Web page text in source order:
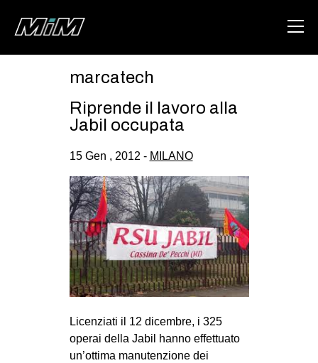
ABOUT
AREA
DEGENERAZIONE
GAZA FREESTYLE
CSOA LAMBRETTA
MSM
STUDENTI TSUNAMI
ZAM
MILANO
MOBILITAZIONI
marcatech
Riprende il lavoro alla
Jabil occupata
15 Gen , 2012 - MILANO
Licenziati il 12 dicembre, i 325
operai della Jabil hanno effettuato
un’ottima manutenzione dei